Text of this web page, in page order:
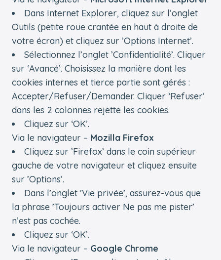
Dans Internet Explorer, cliquez sur l’onglet
Outils (petite roue crantée en haut à droite de
votre écran) et cliquez sur ’Options Internet’.
Sélectionnez l’onglet ’Confidentialité’. Cliquer
sur ‘Avancé’. Choisissez la manière dont les
cookies internes et tierce partie sont gérés :
Accepter/Refuser/Demander. Cliquer ‘Refuser’
dans les 2 colonnes rejette les cookies.
Cliquez sur ‘OK’.
Via le navigateur – Mozilla Firefox
Cliquez sur ’Firefox’ dans le coin supérieur
gauche de votre navigateur et cliquez ensuite
sur ’Options’.
Dans l’onglet ’Vie privée’, assurez-vous que
la phrase ’Toujours activer Ne pas me pister’
n’est pas cochée.
Cliquez sur ‘OK’.
Via le navigateur – Google Chrome